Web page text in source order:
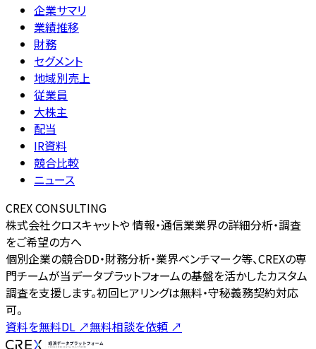
企業サマリ
業績推移
財務
セグメント
地域別売上
従業員
大株主
配当
IR資料
競合比較
ニュース
CREX CONSULTING
株式会社クロスキャットや 情報・通信業業界の詳細分析・調査
をご希望の方へ
個別企業の競合DD・財務分析・業界ベンチマーク等、CREXの専
門チームが当データプラットフォームの基盤を活かしたカスタム
調査を支援します。初回ヒアリングは無料・守秘義務契約対応
可。
資料を無料DL ↗無料相談を依頼 ↗